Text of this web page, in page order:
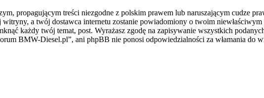
propagującym treści niezgodne z polskim prawem lub naruszającym cudze
a twój dostawca internetu zostanie powiadomiony o twoim
każdy twój temat, post. Wyrażasz zgodę na zapisywanie wszystkich
BMW-Diesel.pl”, ani phpBB nie ponosi odpowiedzialności za włamania do